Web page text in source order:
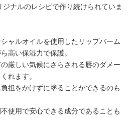
ナルのレシピで作り続けられていま
ャルオイルを使用したリップバーム
高い保湿力で保護。
厳しい気候にさらされる唇のダメー
れます。
担をかけずに塗ることができるのも
使用で安心できる成分であることも